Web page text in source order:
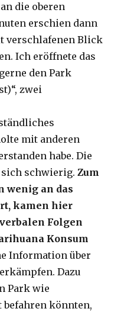
die oberen
erschien dann
verschlafenen Blick
Ich eröffnete das
den Park
zwei
mit anderen
habe. Die
sich schwierig.Zum
wenig an das
kamen hier
Folgen
Konsum
Information über
Dazu
Park wie
könnten,